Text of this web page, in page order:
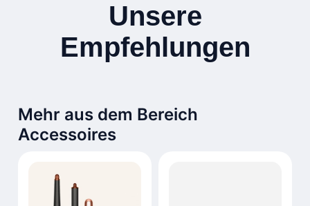
Unsere
Empfehlungen
Mehr aus dem Bereich
Accessoires